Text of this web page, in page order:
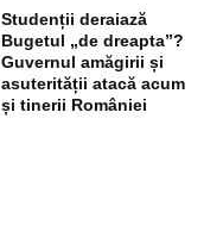
Studenții deraiază
Bugetul „de dreapta”?
Guvernul amăgirii și
asuterității atacă acum
și tinerii României